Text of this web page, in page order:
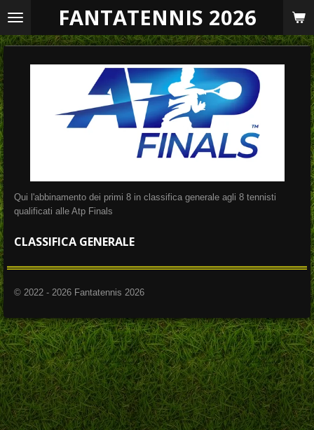
Vai
contenuto
FANTATENNIS 2026
Qui l'abbinamento dei primi 8 in classifica generale agli 8 tennisti
qualificati alle Atp Finals
CLASSIFICA GENERALE
© 2022 - 2026 Fantatennis 2026